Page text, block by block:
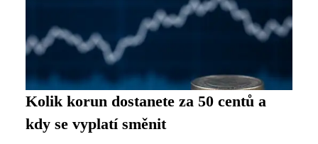
Kolik korun dostanete za 50 centů a
kdy se vyplatí směnit